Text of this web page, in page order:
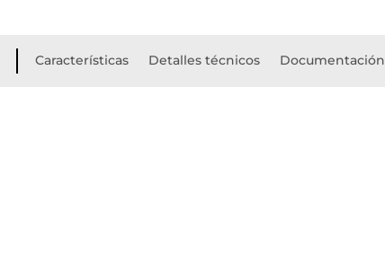
Características Detalles técnicos Documentación